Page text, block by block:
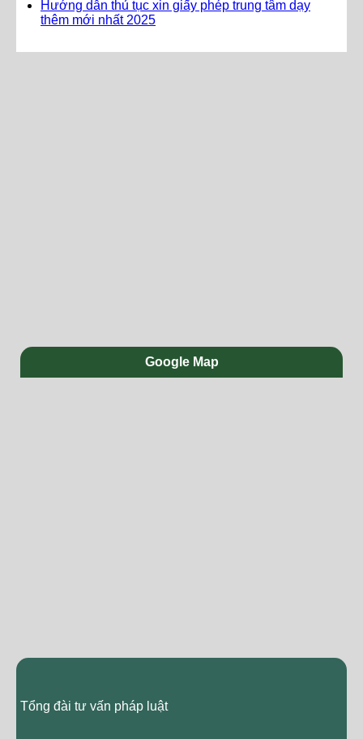
Hướng dẫn thủ tục xin giấy phép trung tâm dạy
thêm mới nhất 2025
Google Map
Tổng đài tư vấn pháp luật